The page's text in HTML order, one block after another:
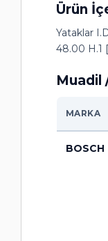
Ürün
Yataklar
48.00 H.1
Muadil
MARKA
BOSCH